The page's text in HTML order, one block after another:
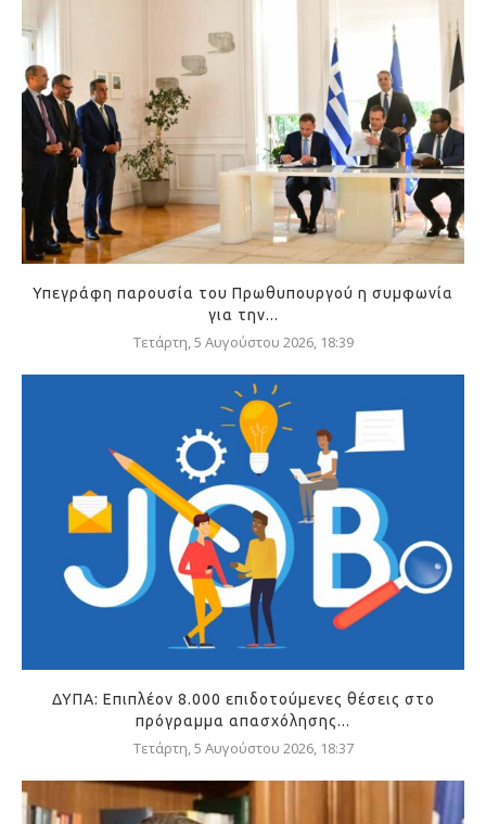
Υπεγράφη παρουσία του Πρωθυπουργού η συμφωνία
για την...
Τετάρτη, 5 Αυγούστου 2026, 18:39
ΔΥΠΑ: Επιπλέον 8.000 επιδοτούμενες θέσεις στο
πρόγραμμα απασχόλησης...
Τετάρτη, 5 Αυγούστου 2026, 18:37